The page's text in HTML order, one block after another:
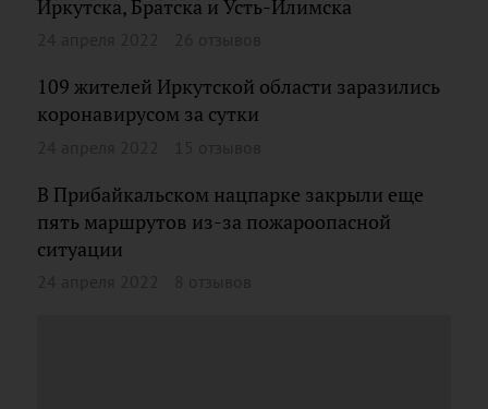
Иркутска, Братска и Усть-Илимска
109 жителей Иркутской области заразились
коронавирусом за сутки
В Прибайкальском нацпарке закрыли еще
пять маршрутов из-за пожароопасной
ситуации